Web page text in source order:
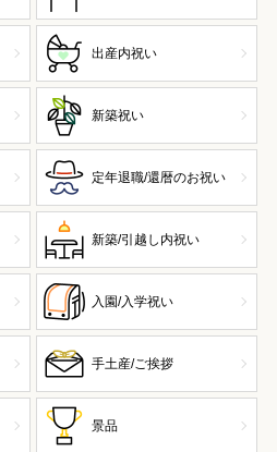
出産内祝い
新築祝い
定年退職/還暦のお祝い
新築/引越し内祝い
入園/入学祝い
手土産/ご挨拶
景品